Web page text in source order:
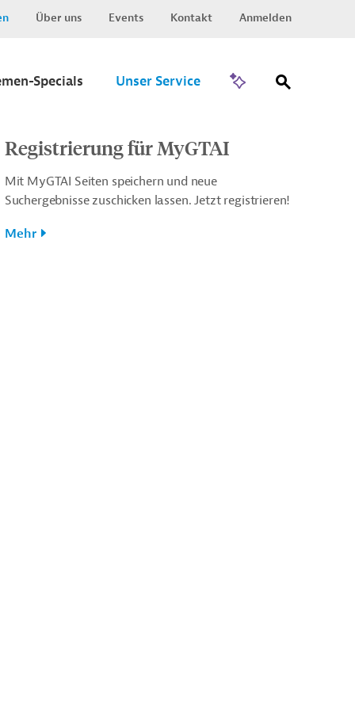
Über uns Events Kontakt Anmelden
Specials Unser Service
Registrierung für MyGTAI
Mit MyGTAI Seiten speichern und neue
Suchergebnisse zuschicken lassen. Jetzt registrieren!
Mehr